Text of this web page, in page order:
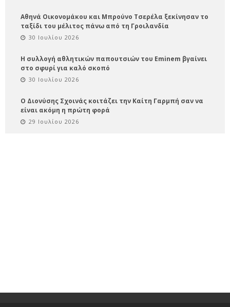
Αθηνά Οικονομάκου και Μπρούνο Τσερέλα ξεκίνησαν το
ταξίδι του μέλιτος πάνω από τη Γροιλανδία
30 Ιουλίου 2026
Η συλλογή αθλητικών παπουτσιών του Eminem βγαίνει
στο σφυρί για καλό σκοπό
30 Ιουλίου 2026
Ο Διονύσης Σχοινάς κοιτάζει την Καίτη Γαρμπή σαν να
είναι ακόμη η πρώτη φορά
29 Ιουλίου 2026